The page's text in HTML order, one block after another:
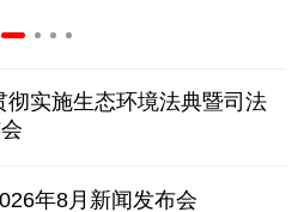
车 如何“皖”美提速
协议但并不意味重开海峡
实施生态环境法典暨司法
年8月新闻发布会